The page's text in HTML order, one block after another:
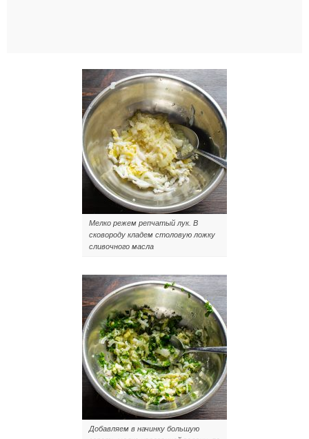
Мелко режем репчатый лук. В
сковороду кладем столовую ложку
сливочного масла
Добавляем в начинку большую